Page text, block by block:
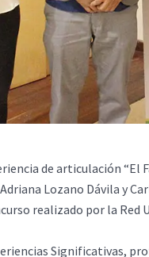
de articulación “El
Lozano Dávila y
realizado por la Red
Significativas,